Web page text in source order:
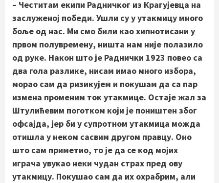
– Честитам екипи Радничког из Крагујевца на
заслуженој победи. Ушли су у утакмицу много
боље од нас. Ми смо били као хипнотисани у
првом полувремену, ништа нам није полазило
од руке. Након што је Раднички 1923 повео са
два гола разлике, нисам имао много избора,
морао сам да ризикујем и покушам да са пар
измена променим ток утакмице. Остаје жал за
Штулићевим поготком који је поништен због
офсајда, јер би у супротном утакмица можда
отишла у неком сасвим другом правцу. Оно
што сам приметио, то је да се код мојих
играча увукао неки чудан страх пред ову
утакмицу. Покушао сам да их охрабрим, али